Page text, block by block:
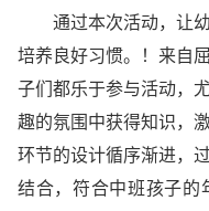
通过本次活动，让
培养良好习惯。！来自
子们都乐于参与活动，
趣的氛围中获得知识，
环节的设计循序渐进，
结合，符合中班孩子的